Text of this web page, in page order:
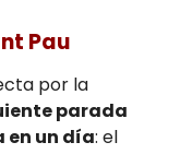
Pau
por la
parada
en un día: el